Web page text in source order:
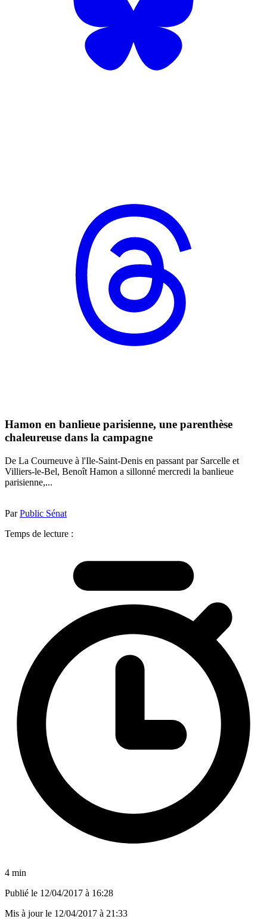
Hamon en banlieue parisienne, une parenthèse
chaleureuse dans la campagne
De La Courneuve à l'Ile-Saint-Denis en passant par Sarcelle et
Villiers-le-Bel, Benoît Hamon a sillonné mercredi la banlieue
parisienne,...
ParPublic Sénat
Temps de lecture :
4 min
Publié le 12/04/2017 à 16:28
Mis à jour le 12/04/2017 à 21:33